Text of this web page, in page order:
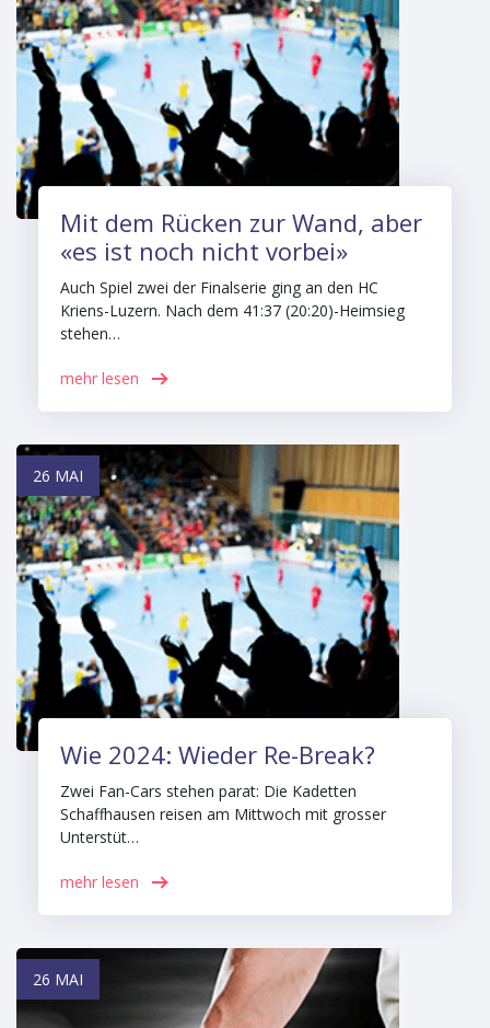
Mit dem Rücken zur Wand, aber
«es ist noch nicht vorbei»
Auch Spiel zwei der Finalserie ging an den HC
Kriens-Luzern. Nach dem 41:37 (20:20)-Heimsieg
stehen…
mehr lesen
26 MAI
Wie 2024: Wieder Re-Break?
Zwei Fan-Cars stehen parat: Die Kadetten
Schaffhausen reisen am Mittwoch mit grosser
Unterstüt…
mehr lesen
26 MAI